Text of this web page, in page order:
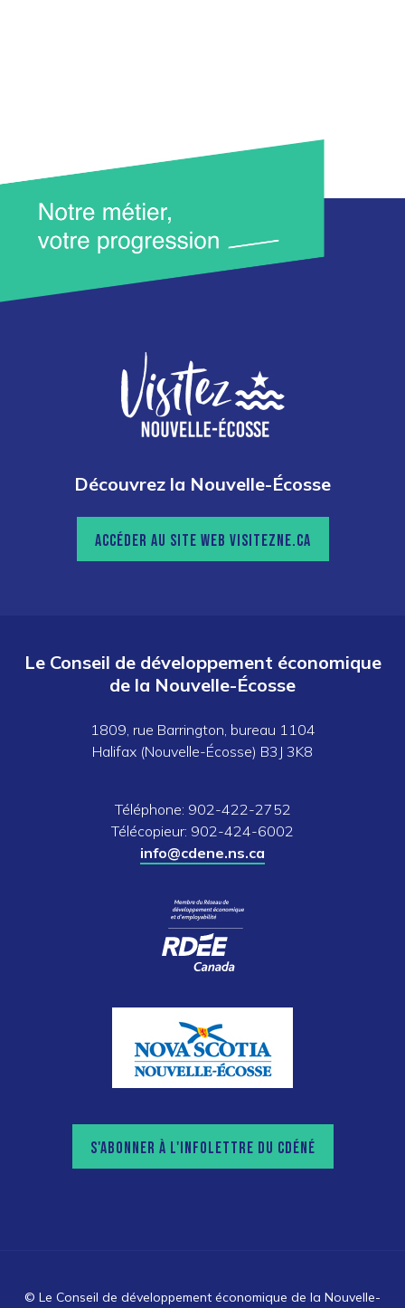
Découvrez la Nouvelle-Écosse
ACCÉDER AU SITE WEB VISITEZNE.CA
Le Conseil de développement économique
de la Nouvelle-Écosse
1809, rue Barrington, bureau 1104
Halifax (Nouvelle-Écosse) B3J 3K8
Téléphone: 902-422-2752
Télécopieur: 902-424-6002
info@cdene.ns.ca
S'ABONNER À L'INFOLETTRE DU CDÉNÉ
© Le Conseil de développement économique de la Nouvelle-